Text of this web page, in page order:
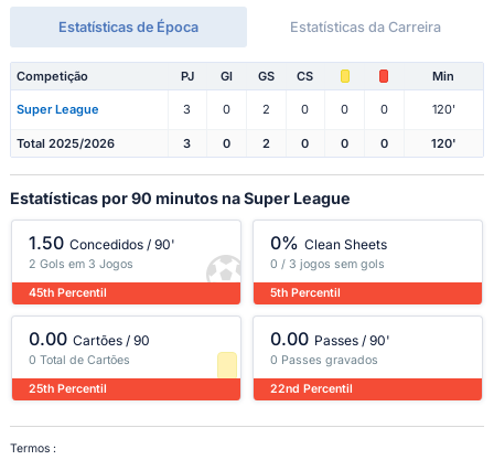
Estatísticas de Época Estatísticas da Carreira
Competição PJ Gl GS CS Min
Super League 3 0 2 0 0 0 120'
Total 2025/2026 3 0 2 0 0 0 120'
Estatísticas por 90 minutos na Super League
1.50 Concedidos / 90'
2 Gols em 3 Jogos
45th Percentil
0% Clean Sheets
0 / 3 jogos sem gols
5th Percentil
0.00 Cartões / 90
0 Total de Cartões
25th Percentil
0.00 Passes / 90'
0 Passes gravados
22nd Percentil
Termos :